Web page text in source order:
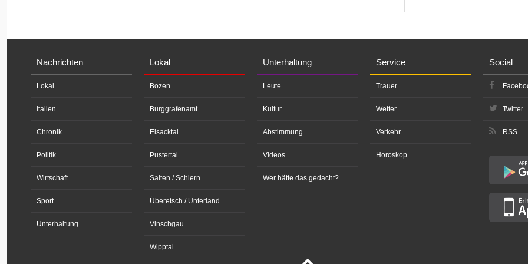
Nachrichten
Lokal
Italien
Chronik
Politik
Wirtschaft
Sport
Unterhaltung
Lokal
Bozen
Burggrafenamt
Eisacktal
Pustertal
Salten / Schlern
Überetsch / Unterland
Vinschgau
Wipptal
Unterhaltung
Leute
Kultur
Abstimmung
Videos
Wer hätte das gedacht?
Service
Trauer
Wetter
Verkehr
Horoskop
Social
Twitter
RSS